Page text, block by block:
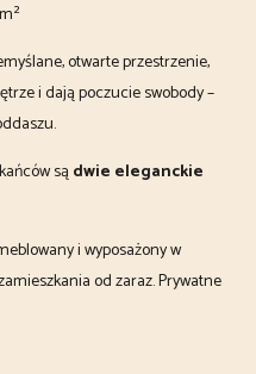
otwarte przestrzenie,
i dają poczucie swobody –
sądwie eleganckie
i wyposażony w
od zaraz. Prywatne